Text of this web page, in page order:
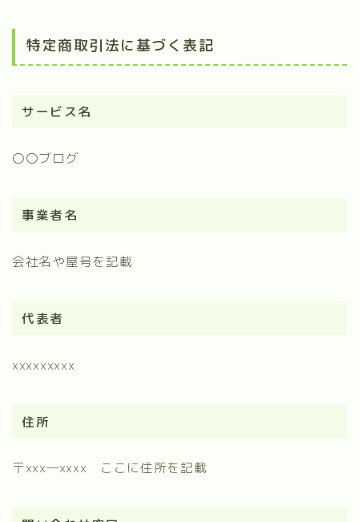
特定商取引法に基づく表記
サービス名
〇〇ブログ
事業者名
会社名や屋号を記載
代表者
xxxxxxxxx
住所
〒xxx―xxxx ここに住所を記載